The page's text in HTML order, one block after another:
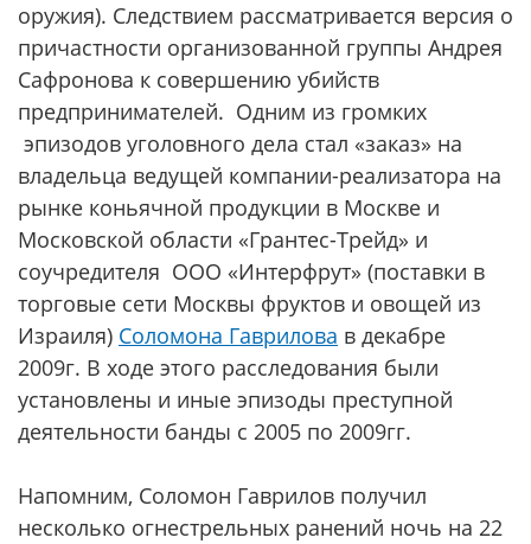
оружия). Следствием рассматривается версия о
причастности организованной группы Андрея
Сафронова к совершению убийств
предпринимателей. Одним из громких
эпизодов уголовного дела стал «заказ» на
владельца ведущей компании-реализатора на
рынке коньячной продукции в Москве и
Московской области «Грантес-Трейд» и
соучредителя ООО «Интерфрут» (поставки в
торговые сети Москвы фруктов и овощей из
Израиля) Соломона Гаврилова в декабре
2009г. В ходе этого расследования были
установлены и иные эпизоды преступной
деятельности банды с 2005 по 2009гг.
Напомним, Соломон Гаврилов получил
несколько огнестрельных ранений ночь на 22